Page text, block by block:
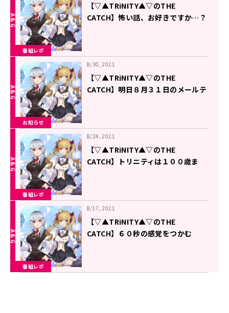
番組レポ
【▽▲TRiNITY▲▽のTHE
CATCH】怖い話、お好きですか…？
お知らせ
8/30, 2021
【▽▲TRiNITY▲▽のTHE
CATCH】明日８月３１日のメールテ
番組レポ
8/24, 2021
【▽▲TRiNITY▲▽のTHE
CATCH】トリニティは１００歳ま
番組レポ
8/17, 2021
【▽▲TRiNITY▲▽のTHE
CATCH】６０秒の感覚をつかむ